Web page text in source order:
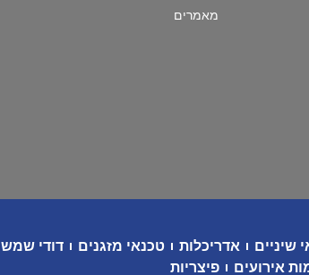
מאמרים
שיניים אדריכלות טכנאי מזגנים דודי שמש
אירועים
פיצריות